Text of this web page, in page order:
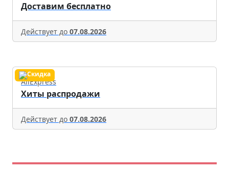
Доставим бесплатно
Действует до 07.08.2026
AliExpress
Хиты распродажи
Действует до 07.08.2026